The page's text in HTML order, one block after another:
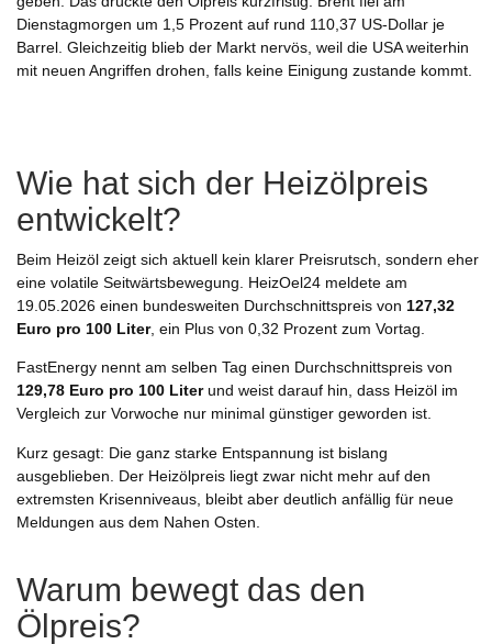
Dienstagmorgen um 1,5 Prozent auf rund 110,37 US-Dollar je
Barrel. Gleichzeitig blieb der Markt nervös, weil die USA weiterhin
mit neuen Angriffen drohen, falls keine Einigung zustande kommt.
Wie hat sich der Heizölpreis
entwickelt?
Beim Heizöl zeigt sich aktuell kein klarer Preisrutsch, sondern eher
eine volatile Seitwärtsbewegung. HeizOel24 meldete am
19.05.2026 einen bundesweiten Durchschnittspreis von 127,32
Euro pro 100 Liter, ein Plus von 0,32 Prozent zum Vortag.
FastEnergy nennt am selben Tag einen Durchschnittspreis von
129,78 Euro pro 100 Literund weist darauf hin, dass Heizöl im
Vergleich zur Vorwoche nur minimal günstiger geworden ist.
Kurz gesagt: Die ganz starke Entspannung ist bislang
ausgeblieben. Der Heizölpreis liegt zwar nicht mehr auf den
extremsten Krisenniveaus, bleibt aber deutlich anfällig für neue
Meldungen aus dem Nahen Osten.
Warum bewegt das den
Ölpreis?